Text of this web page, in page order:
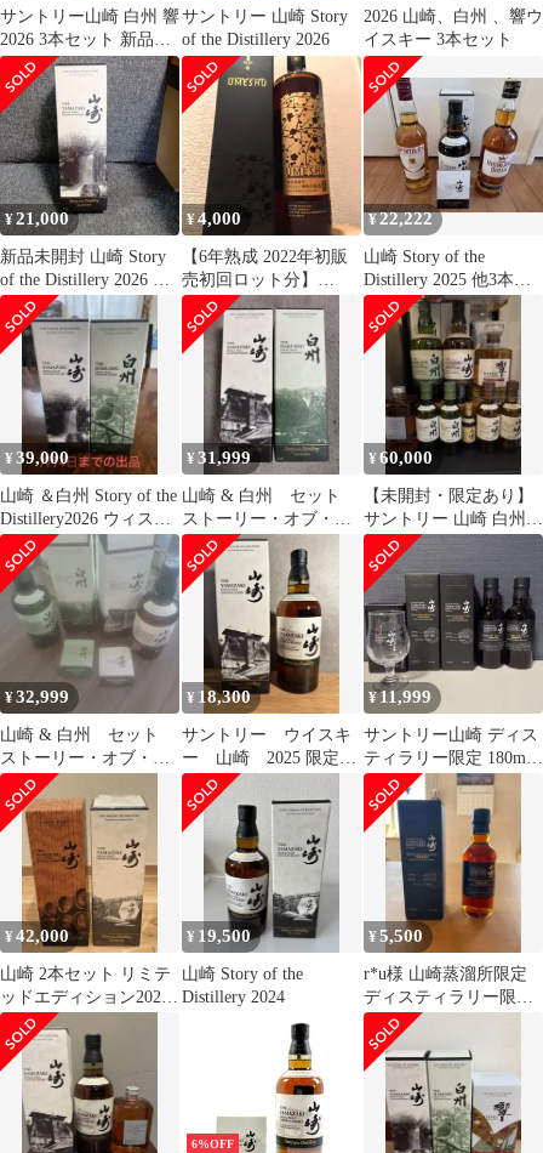
サントリー山崎 白州 響
2026 3本セット 新品未
開栓
サントリー 山崎 Story
of the Distillery 2026
2026 山崎、白州 、響ウ
イスキー 3本セット
¥21,000
新品未開封 山崎 Story
of the Distillery 2026 限
定
¥4,000
【6年熟成 2022年初販
売初回ロット分】
SAKURAO ウイスキー
樽熟成梅酒
¥22,222
山崎 Story of the
Distillery 2025 他3本セ
ット
¥39,000
山崎 ＆白州 Story of the
Distillery2026 ウィスキ
ー
¥31,999
山崎 & 白州 セット
ストーリー・オブ・
ザ・ディスティラリー
2025年版
¥60,000
【未開封・限定あり】
サントリー 山崎 白州
響 2025 含む 9本セット
¥32,999
山崎 & 白州 セット
ストーリー・オブ・
ザ・ディスティラリー
2025年版
¥ 18,300
サントリー ウイスキ
ー 山崎 2025 限定
ストーリー オブ デ
ィスティラリー
¥11,999
サントリー山崎 ディス
ティラリー限定 180ml
2本セット 未開封 グラ
ス付
¥42,000
山崎 2本セット リミテ
ッドエディション2023
ストーリー オブ 2024
¥ 19,500
山崎 Story of the
Distillery 2024
¥5,500
r*u様 山崎蒸溜所限定
ディスティラリー限定
180ml
6%OFF